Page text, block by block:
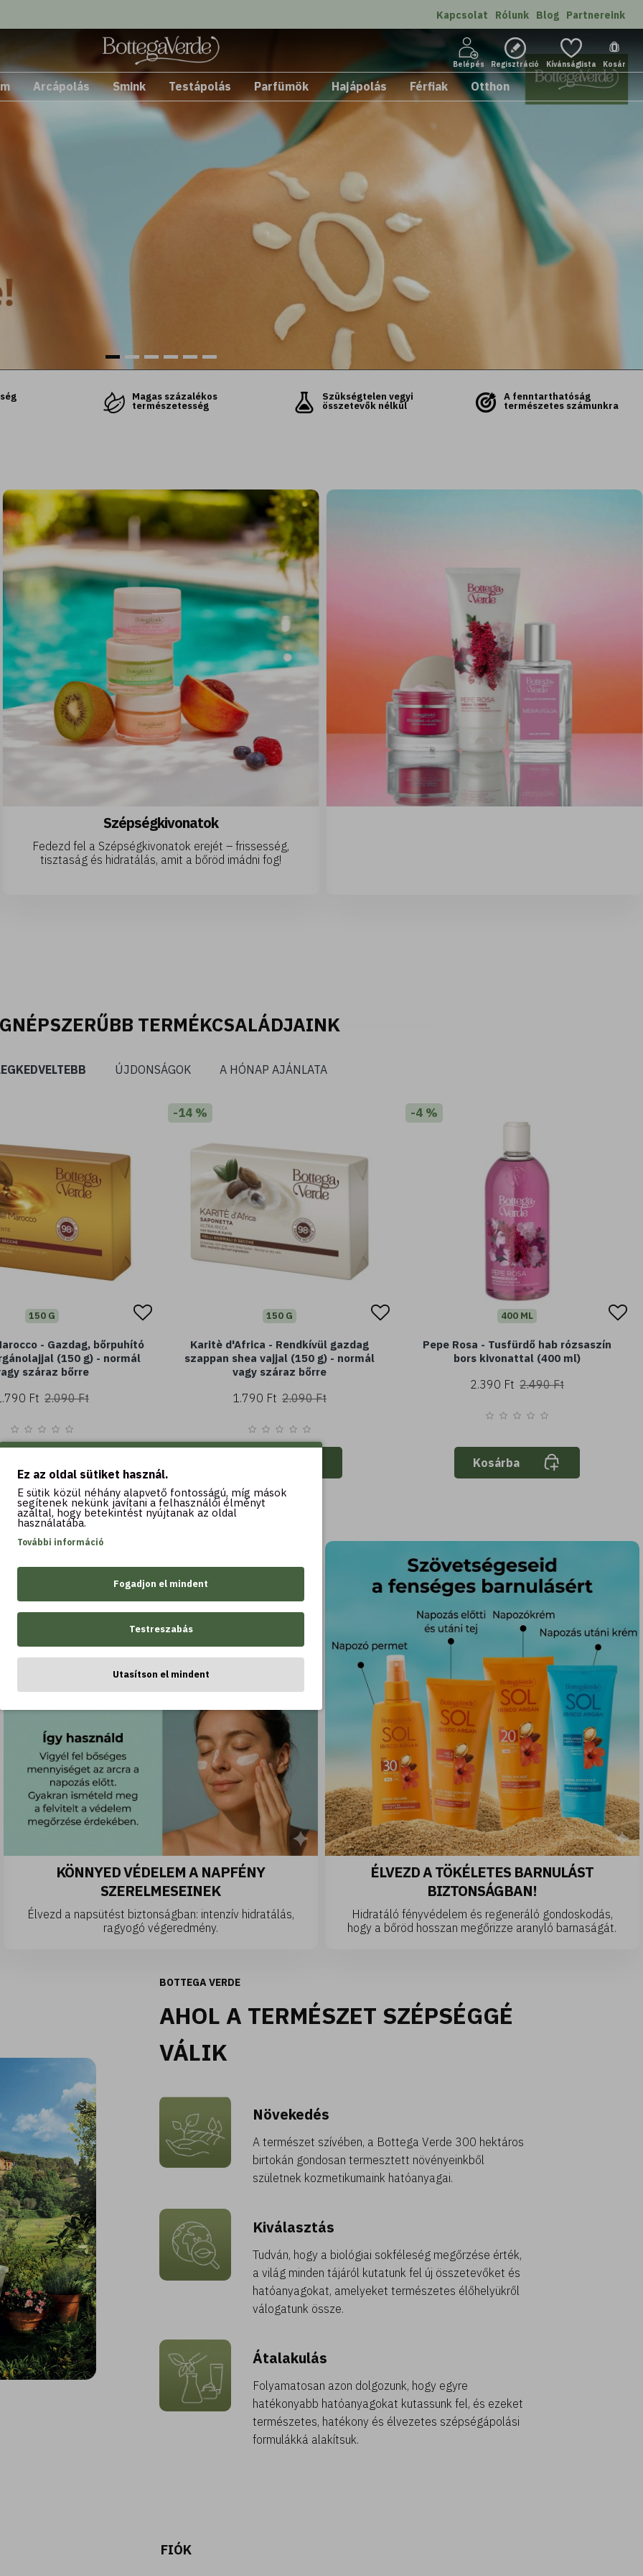
Kapcsolat Rólunk Blog Partnereink
Belépés Regisztráció Kívánságlista
0
Kosár
Arcápolás Smink Testápolás Parfümök Hajápolás Férfiak Otthon
Magas százalékos
természetesség
Szükségtelen vegyi
összetevők nélkül
A fenntarthatóság
természetes számunkra
a bőrödnek!
kókusz, bársonyos tiaré...
hidratálnak, és selymesen
Fedezd fel a Szépségkivonatok erejét – frissesség,
tisztaság és hidratálás, amit a bőröd imádni fog!
TERMÉKCSALÁDJAINK
ÚJDONSÁGOK A HÓNAP AJÁNLATA
-
ml) -
Argan del Marocco - Gazdag, bőrpuhító
szappan argánolajjal (150 g) - normál
Karitè d'Africa - Rendkívül gazdag
szappan shea vajjal (150 g) - normál
Pepe Rosa -
KÖNNYED VÉDELEM A NAPFÉNY
SZERELMESEINEK
Élvezd a napsütést biztonságban: intenzív hidratálás,
ragyogó végeredmény.
ÉLVEZD A TÖKÉLETES BARNULÁST
BIZTONSÁGBAN!
Hidratáló fényvédelem és regeneráló gondoskodás,
hogy a bőröd hosszan megőrizze aranyló barnaságát.
BOTTEGA VERDE
AHOL A TERMÉSZET SZÉPSÉGGÉ
VÁLIK
Növekedés
A természet szívében, a Bottega Verde 300 hektáros
birtokán gondosan termesztett növényeinkből
születnek kozmetikumaink hatóanyagai.
Kiválasztás
Tudván, hogy a biológiai sokféleség megőrzése érték,
a világ minden tájáról kutatunk fel új összetevőket és
hatóanyagokat, amelyeket természetes élőhelyükről
válogatunk össze.
Átalakulás
Folyamatosan azon dolgozunk, hogy egyre
hatékonyabb hatóanyagokat kutassunk fel, és ezeket
természetes, hatékony és élvezetes szépségápolási
formulákká alakítsuk.
FIÓK
Ez az oldal sütiket használ.
E sütik közül néhány alapvető fontosságú, míg mások
segítenek nekünk javítani a felhasználói élményt
azáltal, hogy betekintést nyújtanak az oldal
használatába.
További információ
Fogadjon el mindent
Testreszabás
Utasítson el mindent